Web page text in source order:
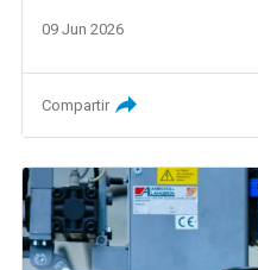
09 Jun 2026
Compartir